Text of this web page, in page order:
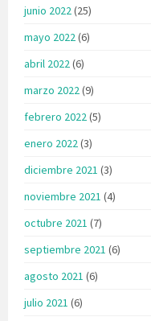
junio 2022(25)
mayo 2022(6)
abril 2022(6)
marzo 2022(9)
febrero 2022(5)
enero 2022(3)
diciembre 2021 (3)
noviembre 2021 (4)
octubre 2021 (7)
septiembre 2021 (6)
agosto 2021 (6)
julio 2021 (6)